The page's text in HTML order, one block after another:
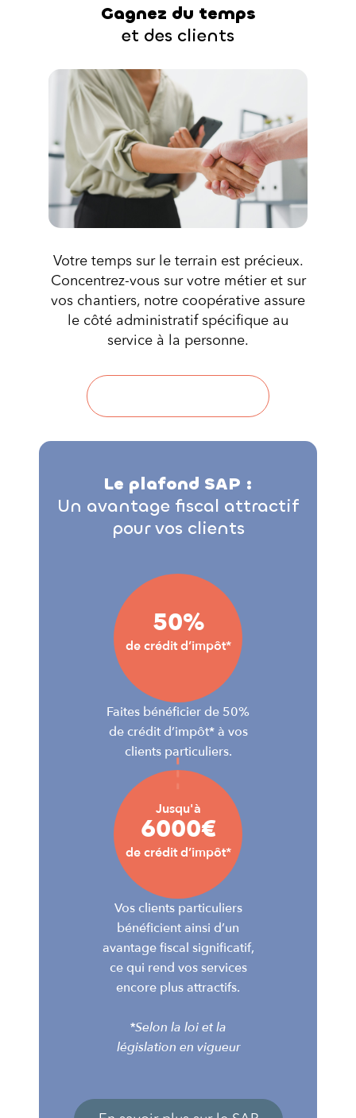
Gagnez du temps
et des clients
Votre temps sur le terrain est précieux.
Concentrez-vous sur votre métier et sur
vos chantiers, notre coopérative assure
le côté administratif spécifique au
service à la personne.
Le plafond SAP :
Un avantage fiscal attractif
pour vos clients
50%
de crédit d’impôt*
Faites bénéficier de 50%
de crédit d’impôt* à vos
clients particuliers.
Jusqu'à
6000€
de crédit d’impôt*
Vos clients particuliers
bénéficient ainsi d’un
avantage fiscal significatif,
ce qui rend vos services
encore plus attractifs.
*Selon la loi et la
législation en vigueur